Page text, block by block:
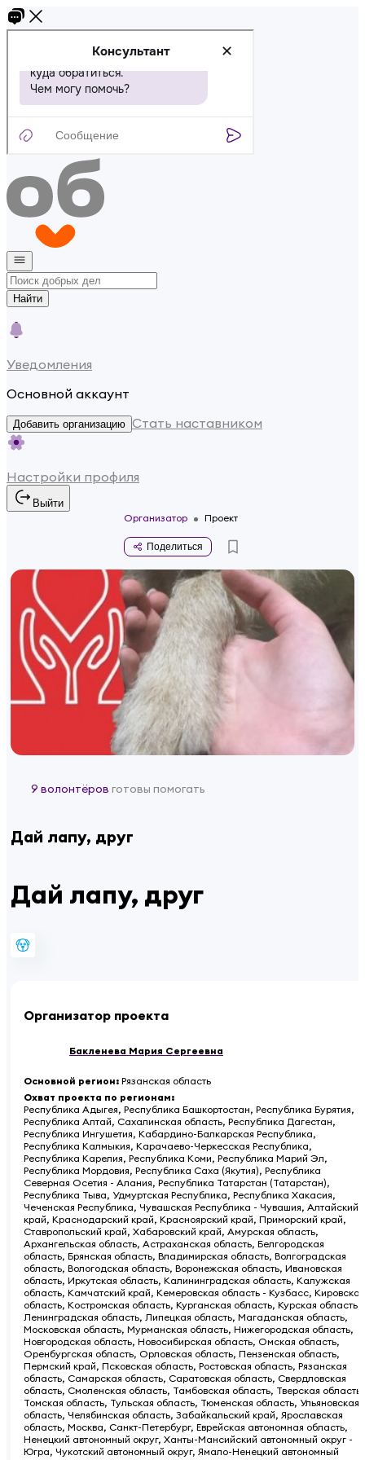
Найти
Уведомления
Основной аккаунт
Добавить организацию Стать наставником
Настройки профиля
Выйти
Организатор
Проект
Поделиться
9 волонтёров готовы помогать
Дай лапу, друг
Дай лапу, друг
Организатор проекта
Бакленева Мария Сергеевна
Основной регион: Рязанская область
Охват проекта по регионам:
Республика Адыгея, Республика Башкортостан, Республика Бурятия,
Республика Алтай, Сахалинская область, Республика Дагестан,
Республика Ингушетия, Кабардино-Балкарская Республика,
Республика Калмыкия, Карачаево-Черкесская Республика,
Республика Карелия, Республика Коми, Республика Марий Эл,
Республика Мордовия, Республика Саха (Якутия), Республика
Северная Осетия - Алания, Республика Татарстан (Татарстан),
Республика Тыва, Удмуртская Республика, Республика Хакасия,
Чеченская Республика, Чувашская Республика - Чувашия, Алтайский
край, Краснодарский край, Красноярский край, Приморский край,
Ставропольский край, Хабаровский край, Амурская область,
Архангельская область, Астраханская область, Белгородская
область, Брянская область, Владимирская область, Волгоградская
область, Вологодская область, Воронежская область, Ивановская
область, Иркутская область, Калининградская область, Калужская
область, Камчатский край, Кемеровская область - Кузбасс, Кировская
область, Костромская область, Курганская область, Курская область,
Ленинградская область, Липецкая область, Магаданская область,
Московская область, Мурманская область, Нижегородская область,
Новгородская область, Новосибирская область, Омская область,
Оренбургская область, Орловская область, Пензенская область,
Пермский край, Псковская область, Ростовская область, Рязанская
область, Самарская область, Саратовская область, Свердловская
область, Смоленская область, Тамбовская область, Тверская область,
Томская область, Тульская область, Тюменская область, Ульяновская
область, Челябинская область, Забайкальский край, Ярославская
область, Москва, Санкт-Петербург, Еврейская автономная область,
Ненецкий автономный округ, Ханты-Мансийский автономный округ -
Югра, Чукотский автономный округ, Ямало-Ненецкий автономный